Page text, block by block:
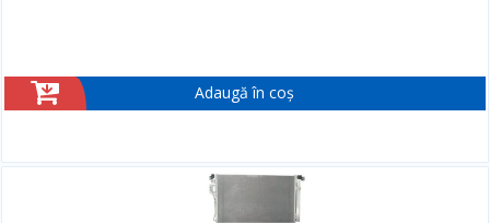
Adaugă în coș